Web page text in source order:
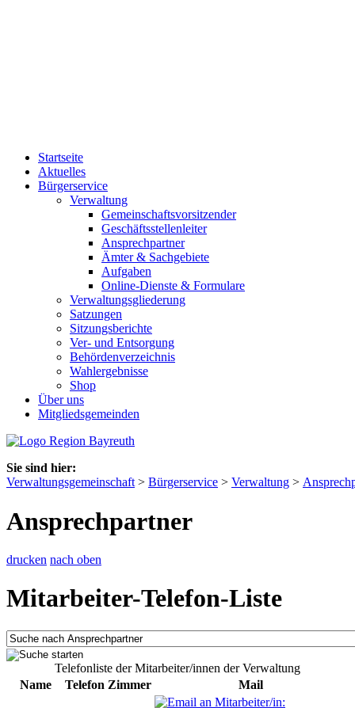
Startseite
Aktuelles
Bürgerservice
Verwaltung
Gemeinschaftsvorsitzender
Geschäftsstellenleiter
Ansprechpartner
Ämter & Sachgebiete
Aufgaben
Online-Dienste & Formulare
Verwaltungsgliederung
Satzungen
Sitzungsberichte
Ver- und Entsorgung
Behördenverzeichnis
Wahlergebnisse
Shop
Über uns
Mitgliedsgemeinden
Sie sind hier:
Verwaltungsgemeinschaft > Bürgerservice > Verwaltung >
Ansprechpartner
drucken nach oben
Mitarbeiter-Telefon-Liste
Telefonliste der Mitarbeiter/innen der Verwaltung
Name
Telefon Zimmer Mail